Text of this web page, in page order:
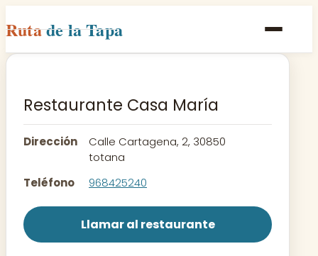
Rutade la Tapa
Inicio
Rutas
Contacto
Restaurante Casa María
Dirección
Calle Cartagena, 2, 30850
totana
Teléfono
968425240
Llamar al restaurante